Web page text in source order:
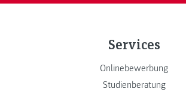
Services
Onlinebewerbung
Studienberatung